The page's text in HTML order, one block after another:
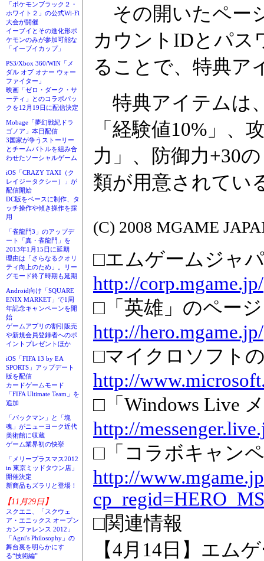
「ポケモンブラック２・
ホワイト２」の公式Wi-Fi
大会が開催
イーブイとその進化形ポ
ケモンのみが参加可能な
「イーブイカップ」
PS3/Xbox 360/WIN「メ
ダル オブ オナー ウォー
ファイター」
映画「ゼロ・ダーク・サ
ーティ」とのコラボパッ
クを12月19日に配信決定
Mobage「夢幻戦紀ドラ
ゴノア」本日配信
3国家が争うストーリー
とチームバトルを組み合
わせたソーシャルゲーム
iOS「CRAZY TAXI（ク
レイジータクシー）」が
配信開始
DC版をベースに制作、タ
ッチ操作や傾き操作を採
用
「雀龍門3」のアップデ
ート「真・雀龍門」を
2013年1月15日に延期
理由は「さらなるクオリ
ティ向上のため」。リー
グモード終了時期も延期
Android向け「SQUARE
ENIX MARKET」で1周
年記念キャンペーンを開
始
ゲームアプリの割引販売
や新規会員登録者へのポ
イントプレゼントほか
iOS「FIFA 13 by EA
SPORTS」アップデート
版を配信
カードゲームモード
「FIFA Ultimate Team」を
追加
「パックマン」と「塊
魂」がニューヨーク近代
美術館に収蔵
ゲーム業界初の快挙
「メリープラスマス2012
in 東京ミッドタウン店」
開催決定
新商品もズラリと登場！
【11月29日】
スクエニ、「スクウェ
ア・エニックス オープン
カンファレンス 2012」
「Agni's Philosophy」の
舞台裏を明らかにす
る“技術編”
その開いたペー
カウントIDとパス
ることで、特典ア
特典アイテムは
「経験値10%」、
力」、防御力+30
類が用意されてい
(C) 2008 MGAME
□エムゲームジャ
http://corp.mgame.jp/
□「英雄」のページ
http://hero.mgame.jp/
□マイクロソフト
http://
□「Windows Live
http://
□「コラボキャン
http://
□関連情報
【4月14日】エム